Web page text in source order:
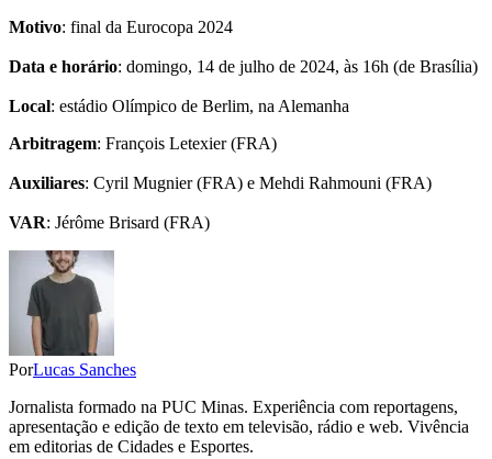
Motivo: final da Eurocopa 2024
Data e horário: domingo, 14 de julho de 2024, às 16h (de Brasília)
Local: estádio Olímpico de Berlim, na Alemanha
Arbitragem: François Letexier (FRA)
Auxiliares: Cyril Mugnier (FRA) e Mehdi Rahmouni (FRA)
VAR: Jérôme Brisard (FRA)
PorLucas Sanches
Jornalista formado na PUC Minas. Experiência com reportagens,
apresentação e edição de texto em televisão, rádio e web. Vivência
em editorias de Cidades e Esportes.